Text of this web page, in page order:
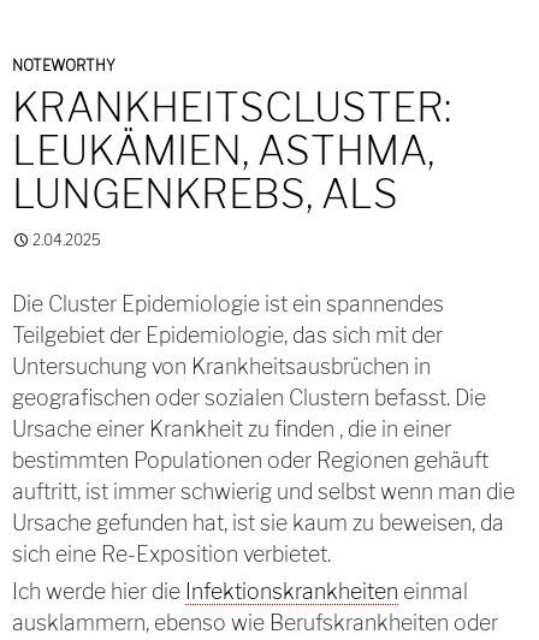
NOTEWORTHY
KRANKHEITSCLUSTER:
LEUKÄMIEN, ASTHMA,
LUNGENKREBS, ALS
2.04.2025
Die Cluster Epidemiologie ist ein spannendes
Teilgebiet der Epidemiologie, das sich mit der
Untersuchung von Krankheitsausbrüchen in
geografischen oder sozialen Clustern befasst. Die
Ursache einer Krankheit zu finden , die in einer
bestimmten Populationen oder Regionen gehäuft
auftritt, ist immer schwierig und selbst wenn man die
Ursache gefunden hat, ist sie kaum zu beweisen, da
sich eine Re-Exposition verbietet.
Ich werde hier die Infektionskrankheiten einmal
ausklammern, ebenso wie Berufskrankheiten oder